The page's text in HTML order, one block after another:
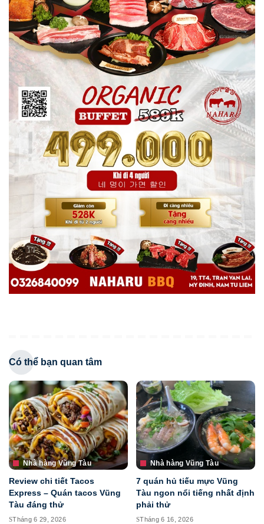
Có thể bạn quan tâm
Nhà hàng Vũng Tàu
Review chi tiết Tacos
Express – Quán tacos Vũng
Tàu đáng thử
Tháng 6 29, 2026
Nhà hàng Vũng Tàu
7 quán hủ tiếu mực Vũng
Tàu ngon nổi tiếng nhất định
phải thử
Tháng 6 16, 2026